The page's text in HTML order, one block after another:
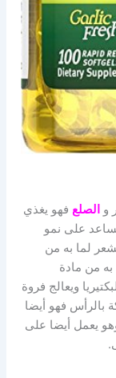
و الصلع فهو يغذي
على نمو
لما به من
به من مادة
ويعالج فروة
بالرأس فهو أيضا
يعمل أيضا على